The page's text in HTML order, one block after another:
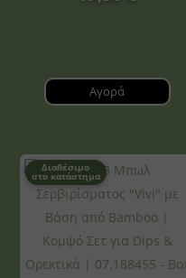
Αγορά
Διαθέσιμο
στο κατάστημα